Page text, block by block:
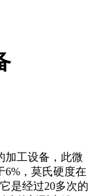
加工设备，此微
6%，莫氏硬度在
是经过20多次的